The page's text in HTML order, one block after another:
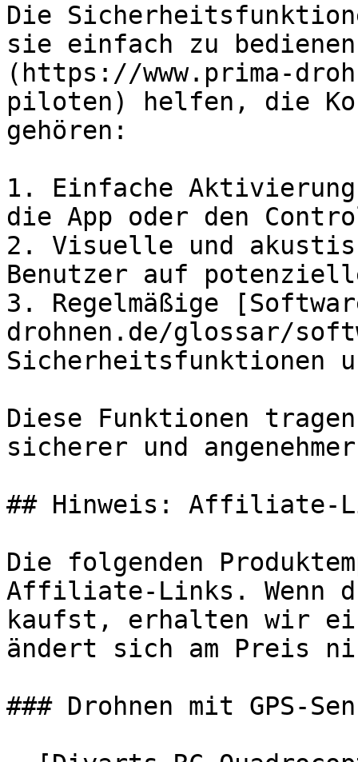
Die
sie einfach zu
(https://www.prima-
piloten) helfen, die
gehören:
1. Einfache
die App oder den
2. Visuelle und
Benutzer auf
3. Regelmäßige
drohnen.de/glossar/
Sicherheitsfunktionen
Diese Funktionen
sicherer und
## Hinweis: Affiliate-
Die folgenden
Affiliate-Links. Wenn
kaufst, erhalten wir
ändert sich am Preis
### Drohnen mit GPS-